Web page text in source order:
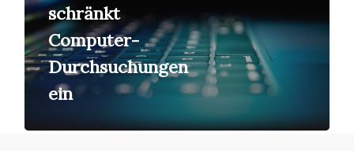
einschränkt
Computer-
Durchsuchungen
ein